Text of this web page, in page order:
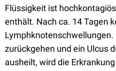
Flüssigkeit ist
enthält. Nach ca. 14 Tagen
Lymphknotenschwellungen.
zurückgehen und ein Ulcus
ausheilt, wird die